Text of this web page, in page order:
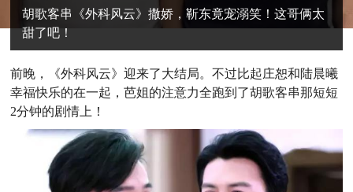
胡歌客串《外科风云》撒娇，靳东竟宠溺笑！这哥俩太
甜了吧！
前晚，《外科风云》迎来了大结局。不过比起庄恕和陆晨曦
幸福快乐的在一起，芭姐的注意力全跑到了胡歌客串那短短
2分钟的剧情上！